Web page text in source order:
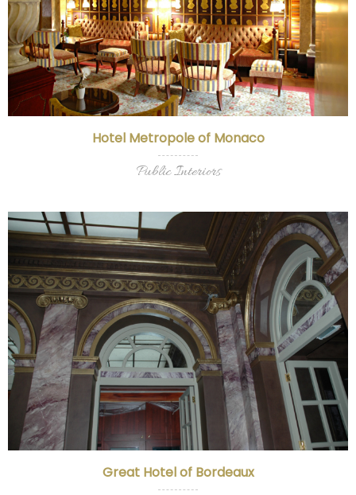
Hotel Metropole of Monaco
Public Interiors
Great Hotel of Bordeaux